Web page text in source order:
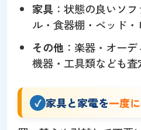
家具 ：状態の良いソ
ル・食器棚・ベッド
その他 ：楽器・オー
機器・工具類なども査
家具と家電を一度